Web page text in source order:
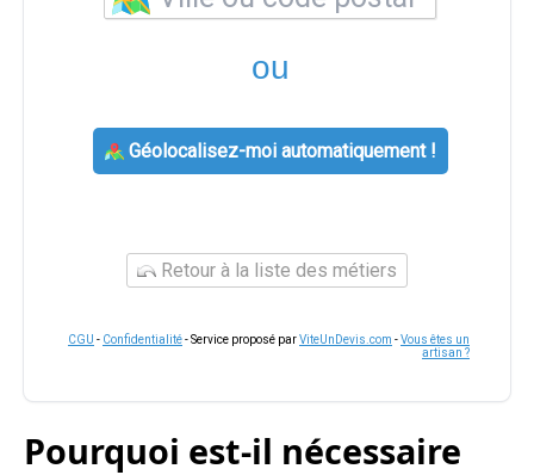
ou
Géolocalisez-moi automatiquement !
Retour à la liste des métiers
CGU - Confidentialité- Service proposé parViteUnDevis.com -Vous êtes un
artisan ?
Pourquoi est-il nécessaire